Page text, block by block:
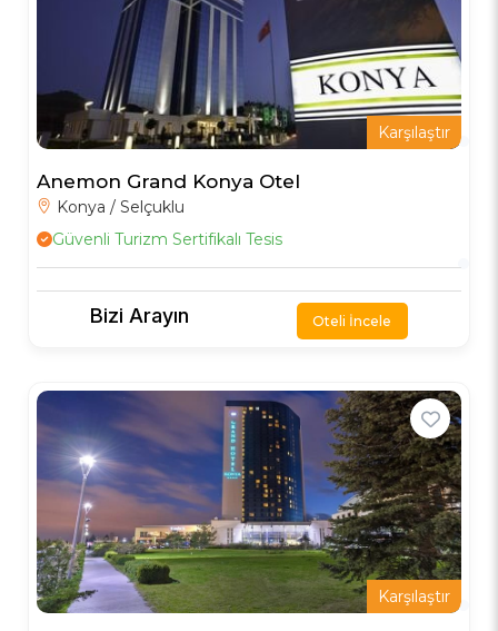
Karşılaştır
Anemon Grand Konya Otel
Konya / Selçuklu
Güvenli Turizm Sertifikalı Tesis
Bizi Arayın Oteli İncele
Karşılaştır